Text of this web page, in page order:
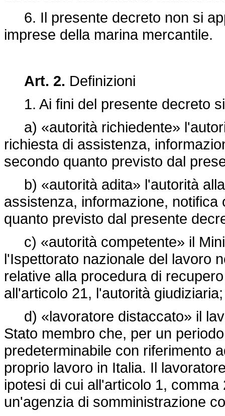
6. Il presente decreto non si
imprese della marina mercantile.
Art. 2. Definizioni
1. Ai fini del presente decreto
a) «autorità richiedente»
richiesta di assistenza,
secondo quanto previsto dal
b) «autorità adita» l'autorità
assistenza, informazione,
quanto previsto dal presente
c) «autorità competente» il
l'Ispettorato nazionale del lavoro
relative alla procedura di
all'articolo 21, l'autorità giudiziaria;
d) «lavoratore distaccato» il
Stato membro che, per un
predeterminabile con riferimento
proprio lavoro in Italia. Il
ipotesi di cui all'articolo 1,
un'agenzia di somministrazione